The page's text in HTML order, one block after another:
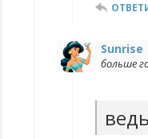
Sunrise
больше